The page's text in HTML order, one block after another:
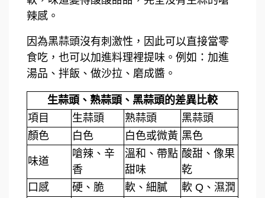
辣感。
因為黑蒜頭沒有刺激性，因此可以直接當零
食吃，也可以加進料理裡提味。例如：加進
湯品、拌飯、做沙拉、磨成醬。
生蒜頭、熟蒜頭、黑蒜頭的差異比較
項目
生蒜頭 熟蒜頭
黑蒜頭
顏色
白色 白色或微黃 黑色
味道
嗆辣、辛
香
溫和、帶點
甜味
酸甜、像果
乾
口感
硬、脆 軟、細膩 軟 Q、濕潤